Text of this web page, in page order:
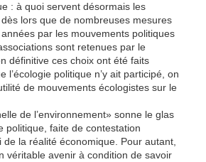
: à quoi servent désormais les
lors que de nombreuses mesures
par les mouvements politiques
sont retenues par le
définitive ces choix ont été faits
l’écologie politique n’y ait participé, on
de mouvements écologistes sur le
de l’environnement» sonne le glas
politique, faite de contestation
la réalité économique. Pour autant,
véritable avenir à condition de savoir